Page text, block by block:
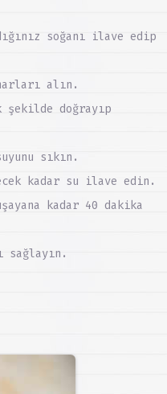
soğanı ilave edip
alın.
şekilde doğrayıp
sıkın.
kadar su ilave edin.
kadar 40 dakika
sağlayın.